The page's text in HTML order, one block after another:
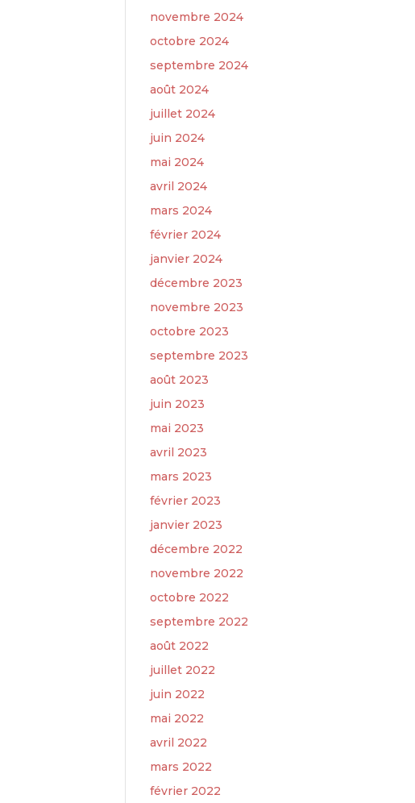
novembre 2024
octobre 2024
septembre 2024
août 2024
juillet 2024
juin 2024
mai 2024
avril 2024
mars 2024
février 2024
janvier 2024
décembre 2023
novembre 2023
octobre 2023
septembre 2023
août 2023
juin 2023
mai 2023
avril 2023
mars 2023
février 2023
janvier 2023
décembre 2022
novembre 2022
octobre 2022
septembre 2022
août 2022
juillet 2022
juin 2022
mai 2022
avril 2022
mars 2022
février 2022